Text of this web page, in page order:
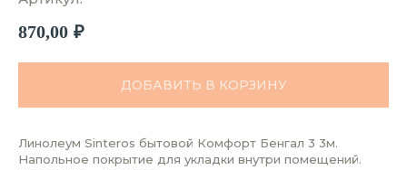
870,00 ₽
ДОБАВИТЬ В КОРЗИНУ
Линолеум Sinteros бытовой Комфорт Бенгал 3 3м.
Напольное покрытие для укладки внутри помещений.